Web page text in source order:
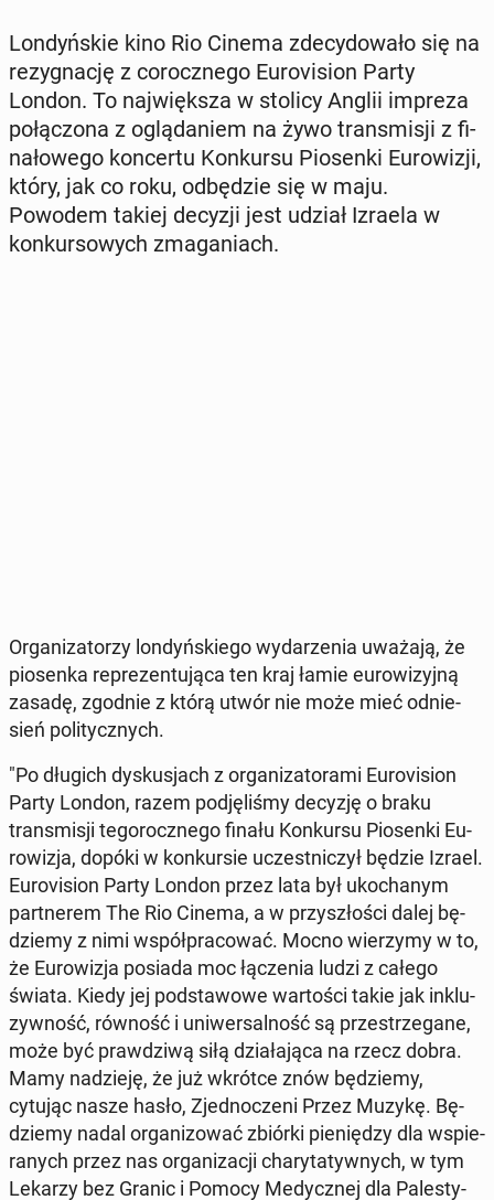
Lon­dyń­skie kino Rio Cinema zde­cy­do­wa­ło się na
re­zy­gna­cję z co­rocz­ne­go Eu­ro­vi­sion Party
London. To naj­więk­sza w stolicy Anglii impreza
po­łą­czo­na z oglą­da­niem na żywo trans­mi­sji z fi­
na­ło­we­go kon­cer­tu Kon­kur­su Pio­sen­ki Eu­ro­wi­zji,
który, jak co roku, od­bę­dzie się w maju.
Powodem takiej decyzji jest udział Izraela w
kon­kur­so­wych zma­ga­niach.
Or­ga­ni­za­to­rzy lon­dyń­skie­go wy­da­rze­nia uważają, że
pio­sen­ka re­pre­zen­tu­ją­ca ten kraj łamie eu­ro­wi­zyj­ną
zasadę, zgodnie z którą utwór nie może mieć od­nie­
sień po­li­tycz­nych.
"Po długich dys­ku­sjach z or­ga­ni­za­to­ra­mi Eu­ro­vi­sion
Party London, razem pod­ję­li­śmy decyzję o braku
trans­mi­sji te­go­rocz­ne­go finału Kon­kur­su Pio­sen­ki Eu­
ro­wi­zja, dopóki w kon­kur­sie uczest­ni­czył będzie Izrael.
Eu­ro­vi­sion Party London przez lata był uko­cha­nym
part­ne­rem The Rio Cinema, a w przy­szło­ści dalej bę­
dzie­my z nimi współ­pra­co­wać. Mocno wie­rzy­my w to,
że Eu­ro­wi­zja posiada moc łą­cze­nia ludzi z całego
świata. Kiedy jej pod­sta­wo­we war­to­ści takie jak in­klu­
zyw­ność, równość i uni­wer­sal­ność są prze­strze­ga­ne,
może być praw­dzi­wą siłą dzia­ła­ją­ca na rzecz dobra.
Mamy na­dzie­ję, że już wkrótce znów bę­dzie­my,
cytując nasze hasło, Zjed­no­cze­ni Przez Muzykę. Bę­
dzie­my nadal or­ga­ni­zo­wać zbiórki pie­nię­dzy dla wspie­
ra­nych przez nas or­ga­ni­za­cji cha­ry­ta­tyw­nych, w tym
Lekarzy bez Granic i Pomocy Me­dycz­nej dla Pa­le­sty­